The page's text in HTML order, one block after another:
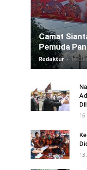
Camat
Pemuda
Redaktur - 14
16
13